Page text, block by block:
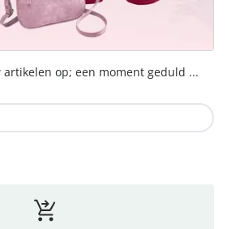
op; een moment geduld ...